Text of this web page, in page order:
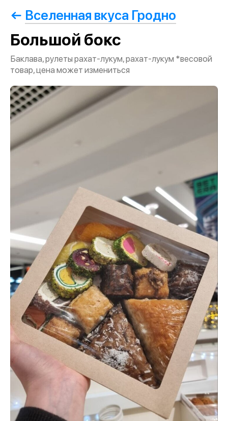
Вселенная вкуса Гродно
Большой бокс
Баклава, рулеты рахат-лукум, рахат-лукум *весовой
товар, цена может измениться